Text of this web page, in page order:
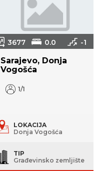
3677 0.0 -1
Sarajevo, Donja
Vogošća
1/1
LOKACIJA
Donja Vogošća
TIP
Građevinsko zemljište